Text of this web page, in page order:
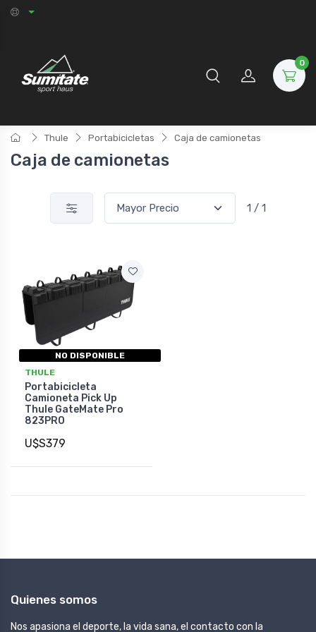
0
Thule Portabicicletas Caja de camionetas
Caja de camionetas
1 / 1
NO DISPONIBLE
THULE
Portabicicleta
Camioneta Pick Up
Thule GateMate Pro
823PRO
U$S379
Quienes somos
Nos apasiona el deporte, la vida sana, el contacto con la